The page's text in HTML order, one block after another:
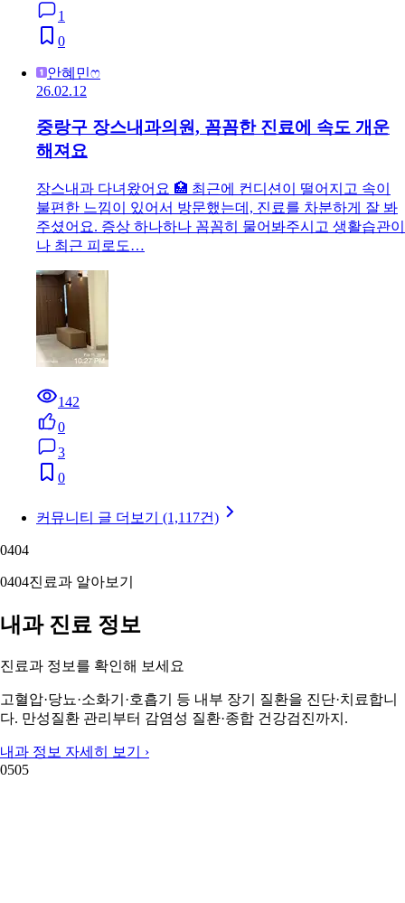
1
0
안혜민ෆ
26.02.12
중랑구 장스내과의원, 꼼꼼한 진료에 속도 개운
해져요
장스내과 다녀왔어요 🏥 최근에 컨디션이 떨어지고 속이
불편한 느낌이 있어서 방문했는데, 진료를 차분하게 잘 봐
주셨어요. 증상 하나하나 꼼꼼히 물어봐주시고 생활습관이
나 최근 피로도…
142
0
3
0
커뮤니티 글 더보기 (1,117건)
0404
0404진료과 알아보기
내과 진료 정보
진료과 정보를 확인해 보세요
고혈압·당뇨·소화기·호흡기 등 내부 장기 질환을 진단·치료합니
다. 만성질환 관리부터 감염성 질환·종합 건강검진까지.
내과 정보 자세히 보기 ›
0505